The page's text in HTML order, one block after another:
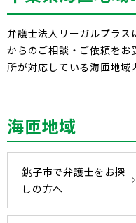
弁護士法人リーガルプラ
からのご相談・ご依頼をお
所が対応している海匝地域
海匝地域
銚子市で弁護士をお探
しの方へ